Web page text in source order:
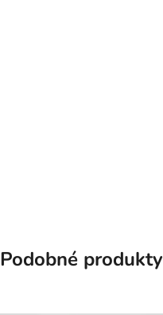
Podobné produkty